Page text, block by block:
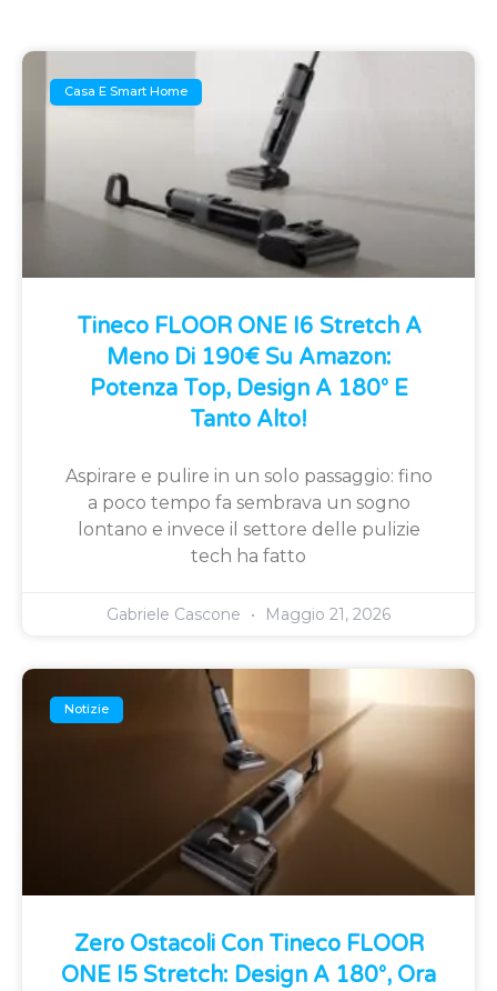
Casa E Smart Home
Tineco FLOOR ONE I6 Stretch A
Meno Di 190€ Su Amazon:
Potenza Top, Design A 180° E
Tanto Alto!
Aspirare e pulire in un solo passaggio: fino
a poco tempo fa sembrava un sogno
lontano e invece il settore delle pulizie
tech ha fatto
Gabriele Cascone Maggio 21, 2026
Notizie
Zero Ostacoli Con Tineco FLOOR
ONE I5 Stretch: Design A 180°, Ora